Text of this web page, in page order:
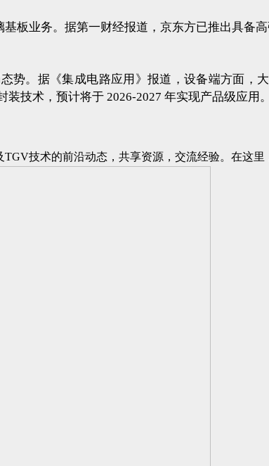
板业务。据第一财经报道，京东方已推出具备
势。据《集成电路应用》报道，设备端方面，
技术，预计将于 2026-2027 年实现产品级应用。
技术的前沿动态，共享资源，交流经验。在这